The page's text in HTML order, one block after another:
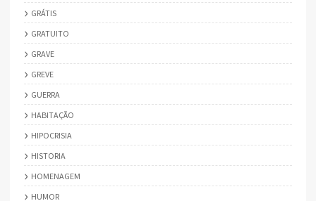
GRÁTIS
GRATUITO
GRAVE
GREVE
GUERRA
HABITAÇÃO
HIPOCRISIA
HISTORIA
HOMENAGEM
HUMOR